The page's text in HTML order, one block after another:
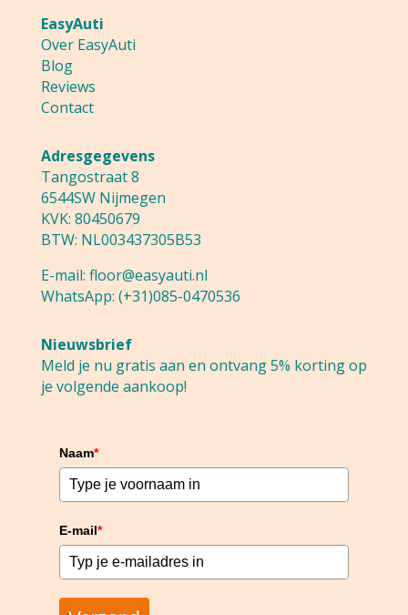
EasyAuti
Over EasyAuti
Blog
Reviews
Contact
Adresgegevens
Tangostraat 8
6544SW Nijmegen
KVK: 80450679
BTW: NL003437305B53
E-mail: floor@easyauti.nl
WhatsApp: (+31)085-0470536
Nieuwsbrief
Meld je nu gratis aan en ontvang 5% korting op
je volgende aankoop!
Naam*
E-mail*